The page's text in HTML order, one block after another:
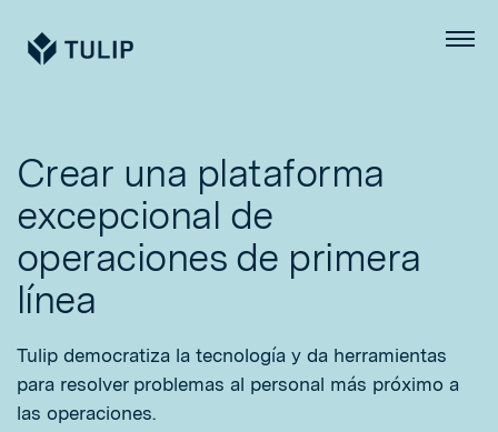
Tulip Menú
Crear una plataforma
excepcional de
operaciones de primera
línea
Tulip democratiza la tecnología y da herramientas
para resolver problemas al personal más próximo a
las operaciones.